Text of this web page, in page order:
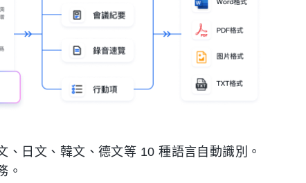
、日文、韓文、德文等 10 種語言自動識別。
。